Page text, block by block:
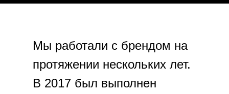
Мы работали с брендом на
протяжении нескольких лет.
В 2017 был выполнен